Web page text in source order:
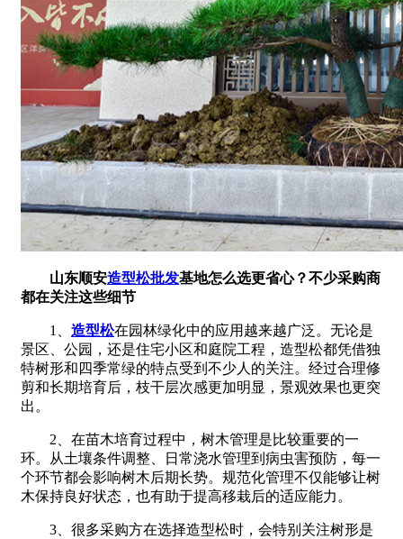
山东顺安造型松批发基地怎么选更省心？不少采购商
都在关注这些细节
1、 造型松在园林绿化中的应用越来越广泛。无论是
景区、公园，还是住宅小区和庭院工程，造型松都凭借独
特树形和四季常绿的特点受到不少人的关注。经过合理修
剪和长期培育后，枝干层次感更加明显，景观效果也更突
出。
2、在苗木培育过程中，树木管理是比较重要的一
环。从土壤条件调整、日常浇水管理到病虫害预防，每一
个环节都会影响树木后期长势。规范化管理不仅能够让树
木保持良好状态，也有助于提高移栽后的适应能力。
3、很多采购方在选择造型松时，会特别关注树形是